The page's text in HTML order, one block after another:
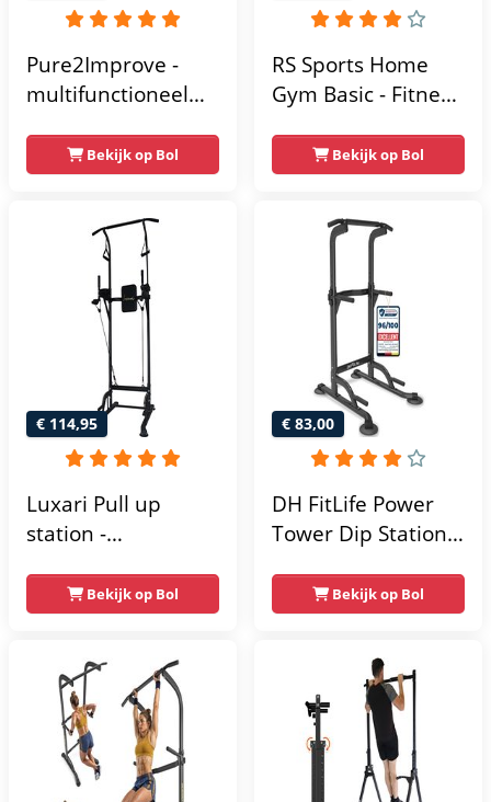
Pure2Improve -
multifunctioneel
krachtstation -
home gym -
215x111x142
Bekijk op Bol
RS Sports Home
Gym Basic - Fitness
Bekijk op Bol
€ 114,95
Luxari Pull up
station -
- Dip Station - Pull
Up Bar -
Krachtstation -
Power Rack -
Verstelbaar -
Krachttraining
Bekijk op Bol
€ 83,00
DH FitLife Power
Tower Dip Station |
vrijstaand | dip
barren rugtrainer |
krachtstation
krachttoren |
fitnessstation |
power rack voor
thuis gym |
Bekijk op Bol